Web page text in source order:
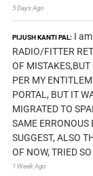
5 Days Ago
PIJUSH KANTI PAL: I
RADIO/FITTER
OF
PER MY
PORTAL, BUT IT
MIGRATED TO
SAME ERRONOUS
SUGGEST, ALSO
OF NOW, TRIED
1 Week Ago